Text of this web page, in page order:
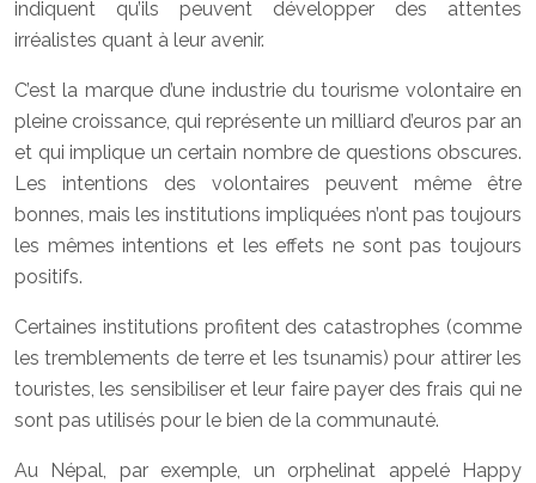
indiquent qu’ils peuvent développer des attentes
irréalistes quant à leur avenir.
C’est la marque d’une industrie du tourisme volontaire en
pleine croissance, qui représente un milliard d’euros par an
et qui implique un certain nombre de questions obscures.
Les intentions des volontaires peuvent même être
bonnes, mais les institutions impliquées n’ont pas toujours
les mêmes intentions et les effets ne sont pas toujours
positifs.
Certaines institutions profitent des catastrophes (comme
les tremblements de terre et les tsunamis) pour attirer les
touristes, les sensibiliser et leur faire payer des frais qui ne
sont pas utilisés pour le bien de la communauté.
Au Népal, par exemple, un orphelinat appelé Happy